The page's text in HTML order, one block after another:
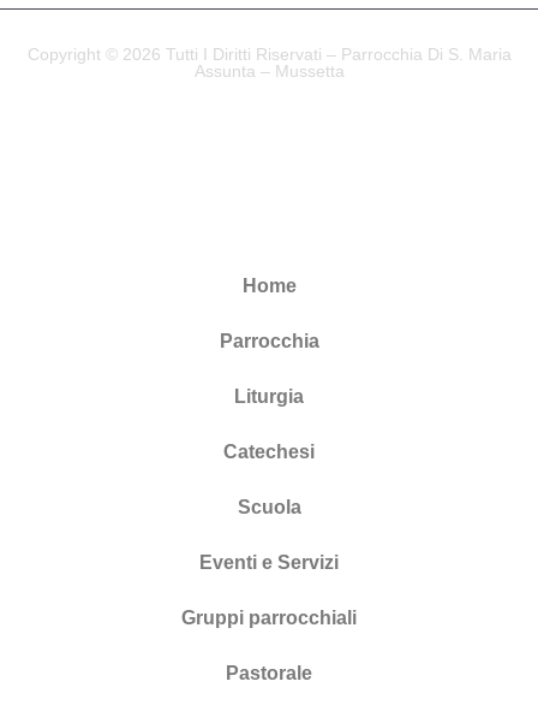
Copyright © 2026 Tutti I Diritti Riservati – Parrocchia Di S. Maria
Assunta – Mussetta
Home
Parrocchia
Liturgia
Catechesi
Scuola
Eventi e Servizi
Gruppi parrocchiali
Pastorale